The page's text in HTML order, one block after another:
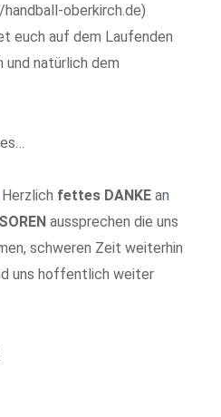
oberkirch.de)
euch auf dem Laufenden
und natürlich dem
fettes DANKEan
aussprechen die uns
schweren Zeit weiterhin
uns hoffentlich weiter